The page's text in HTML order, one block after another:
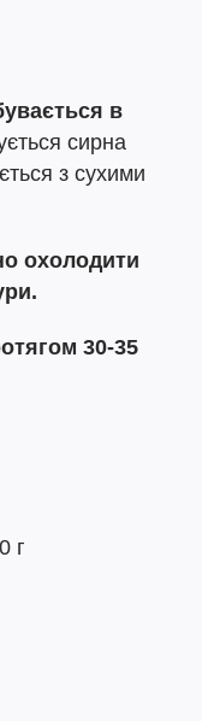
в
сирна
з сухими
охолодити
30-35
г